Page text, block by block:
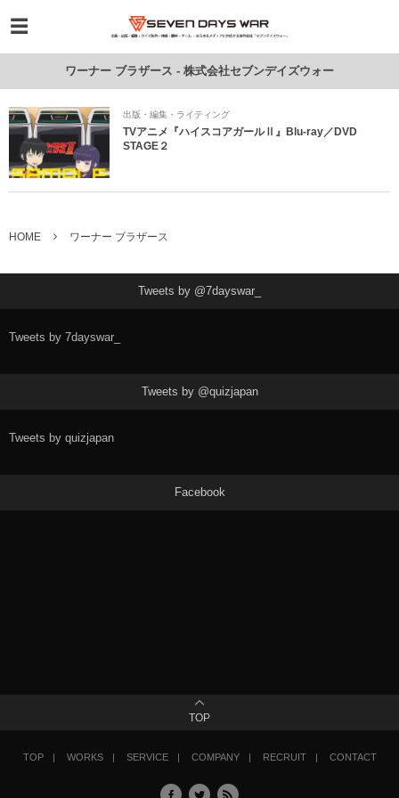
ワーナー ブラザース - 株式会社セブンデイズウォー
出版・編集・ライティング
TVアニメ『ハイスコアガールⅡ』Blu-ray／DVD
STAGE２
HOME ワーナー ブラザース
Tweets by @7dayswar_
Tweets by 7dayswar_
Tweets by @quizjapan
Tweets by quizjapan
Facebook
TOP
TOP WORKS SERVICE COMPANY RECRUIT CONTACT